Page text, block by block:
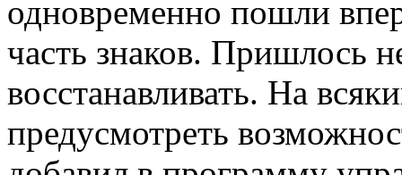
одновременно пошли
часть знаков. Пришлось
восстанавливать. На
предусмотреть